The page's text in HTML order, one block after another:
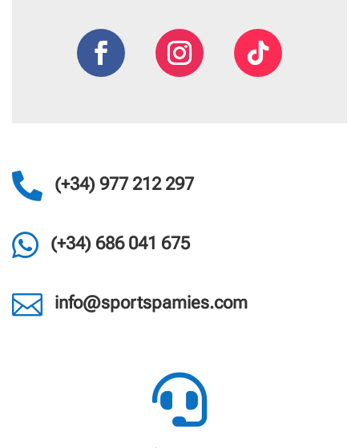
 (+34) 977 212 297
 (+34) 686 041 675
 info@sportspamies.com
